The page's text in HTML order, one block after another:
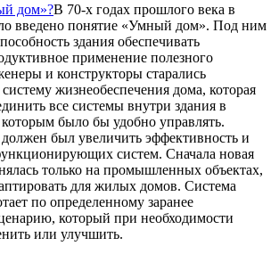
В 70-х годах прошлого века в
введено понятие «Умный дом». Под ним
здания обеспечивать
применение полезного
и конструкторы старались
систему жизнеобеспечения дома, которая
все системы внутри здания в
было бы удобно управлять.
был увеличить эффективность и
систем. Сначала новая
только на промышленных объектах,
для жилых домов. Система
по определенному заранее
который при необходимости
или улучшить.